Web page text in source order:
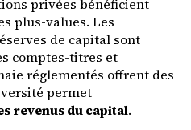
privées bénéficient
plus-values. Les
de capital sont
comptes-titres et
réglementés offrent des
permet
revenus du capital.